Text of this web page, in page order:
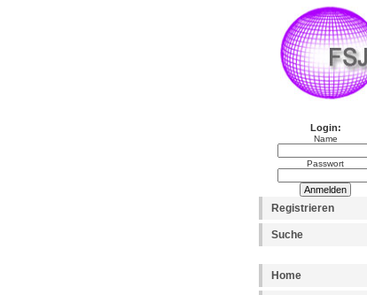
Login:
Name
Passwort
Registrieren
Suche
Home